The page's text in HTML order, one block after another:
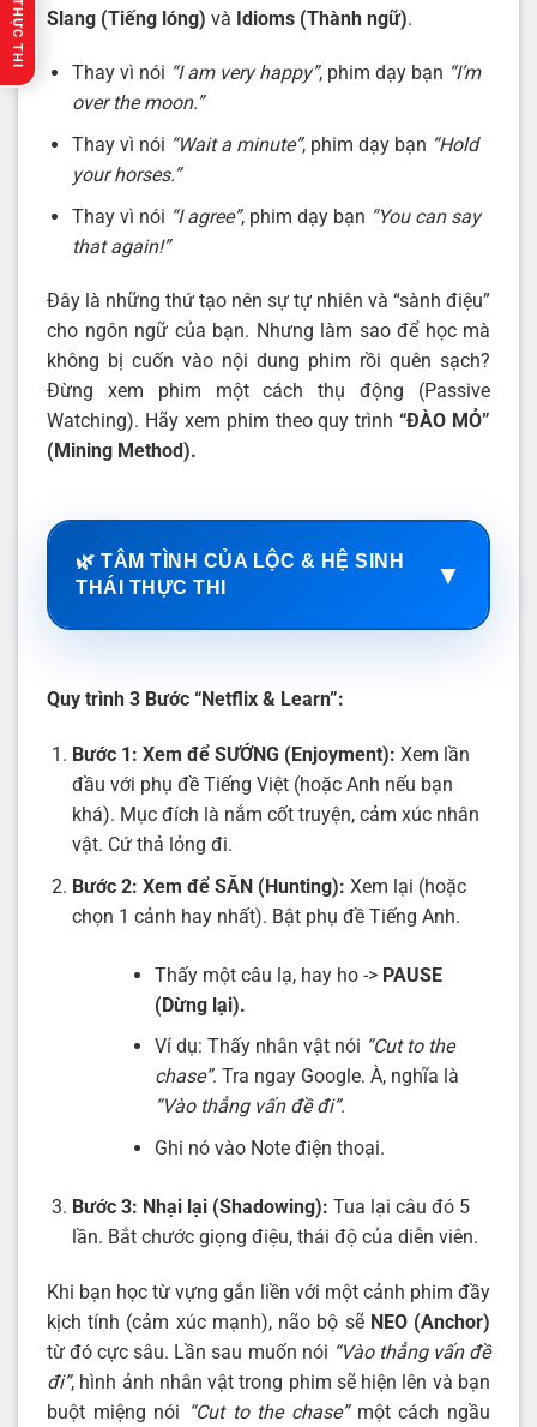
Slang (Tiếng lóng) và Idioms (Thành ngữ).
Thay vì nói “I am very happy”, phim dạy bạn “I’m
over the moon.”
Thay vì nói “Wait a minute”, phim dạy bạn “Hold
your horses.”
Thay vì nói “I agree”, phim dạy bạn “You can say
that again!”
Đây là những thứ tạo nên sự tự nhiên và “sành điệu”
cho ngôn ngữ của bạn. Nhưng làm sao để học mà
không bị cuốn vào nội dung phim rồi quên sạch?
Đừng xem phim một cách thụ động (Passive
Watching). Hãy xem phim theo quy trình“ĐÀO MỎ”
(Mining Method).
🌿 TÂM TÌNH CỦA LỘC & HỆ SINH
THÁI THỰC THI
▼
Quy trình 3 Bước “Netflix & Learn”:
Bước 1: Xem để SƯỚNG (Enjoyment): Xem lần
đầu với phụ đề Tiếng Việt (hoặc Anh nếu bạn
khá). Mục đích là nắm cốt truyện, cảm xúc nhân
vật. Cứ thả lỏng đi.
Bước 2: Xem để SĂN (Hunting): Xem lại (hoặc
chọn 1 cảnh hay nhất). Bật phụ đề Tiếng Anh.
Thấy một câu lạ, hay ho -> PAUSE
(Dừng lại).
Ví dụ: Thấy nhân vật nói “Cut to the
chase”. Tra ngay Google. À, nghĩa là
“Vào thẳng vấn đề đi”.
Ghi nó vào Note điện thoại.
Bước 3: Nhại lại (Shadowing): Tua lại câu đó 5
lần. Bắt chước giọng điệu, thái độ của diễn viên.
Khi bạn học từ vựng gắn liền với một cảnh phim đầy
kịch tính (cảm xúc mạnh), não bộ sẽ NEO (Anchor)
từ đó cực sâu. Lần sau muốn nói “Vào thẳng vấn đề
đi”, hình ảnh nhân vật trong phim sẽ hiện lên và bạn
buột miệng nói “Cut to the chase”một cách ngầu